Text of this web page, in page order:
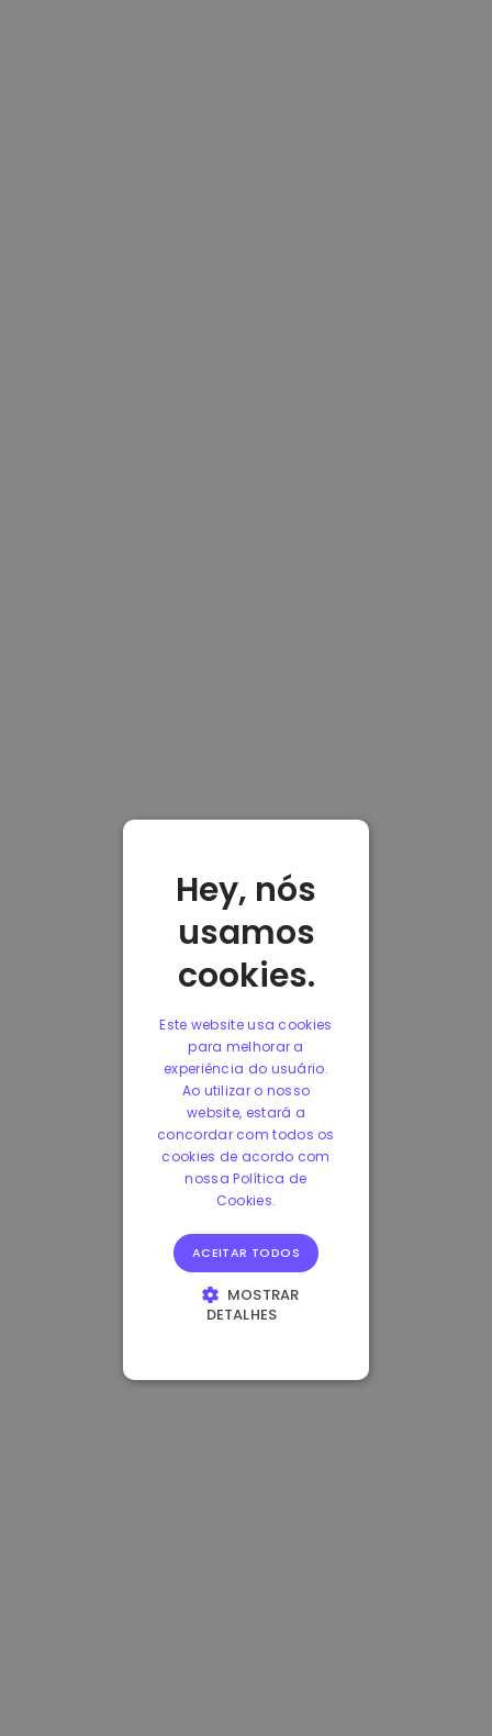
Hey, nós
usamos
cookies.
Este website usa cookies
para melhorar a
experiência do usuário.
Ao utilizar o nosso
website, estará a
concordar com todos os
cookies de acordo com
nossa Política de
Cookies.
ACEITAR TODOS
MOSTRAR
DETALHES